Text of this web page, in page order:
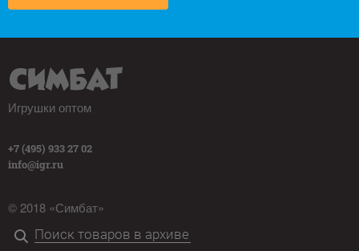
Игрушки оптом
+7 (495) 933 27 02
info@igr.ru
© 2018 «Симбат»